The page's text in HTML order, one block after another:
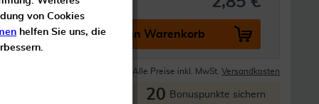
In den Warenkorb
Alle Preise inkl. MwSt. Versandkosten
20 Bonuspunkte sichern
von Cookies
helfen Sie uns, die